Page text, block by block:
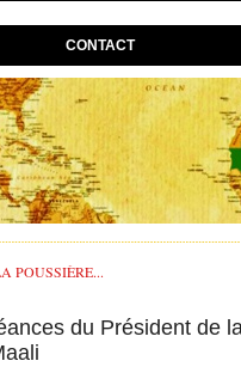
CONTACT
POUSSIÈRE...
du Président de